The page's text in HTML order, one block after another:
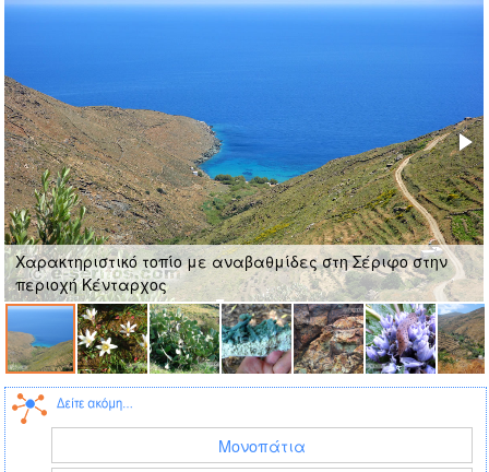
Χαρακτηριστικό τοπίο με αναβαθμίδες στη Σέριφο στην
περιοχή Κένταρχος
Μονοπάτια